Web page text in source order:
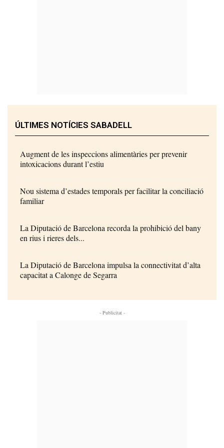
ÚLTIMES NOTÍCIES SABADELL
Augment de les inspeccions alimentàries per prevenir
intoxicacions durant l’estiu
Nou sistema d’estades temporals per facilitar la conciliació
familiar
La Diputació de Barcelona recorda la prohibició del bany
en rius i rieres dels...
La Diputació de Barcelona impulsa la connectivitat d’alta
capacitat a Calonge de Segarra
- Publicitat -